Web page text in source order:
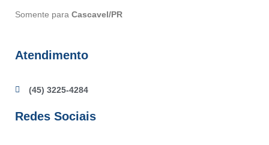
Somente para Cascavel/PR
Atendimento
(45) 3225-4284
Redes Sociais